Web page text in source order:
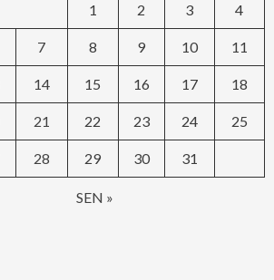
SEN »
1 2 3 4
7 8 9 10 11
14 15 16 17 18
21 22 23 24 25
28 29 30 31